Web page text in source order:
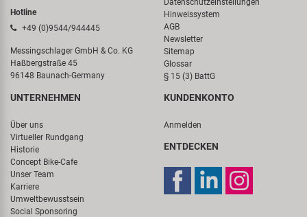
Hotline
+49 (0)9544/944445
Messingschlager GmbH & Co. KG
Haßbergstraße 45
96148 Baunach-Germany
Datenschutzeinstellungen
Hinweissystem
AGB
Newsletter
Sitemap
Glossar
§ 15 (3) BattG
UNTERNEHMEN
Über uns
Virtueller Rundgang
Historie
Concept Bike-Cafe
Unser Team
Karriere
Umweltbewusstsein
Social Sponsoring
KUNDENKONTO
Anmelden
ENTDECKEN